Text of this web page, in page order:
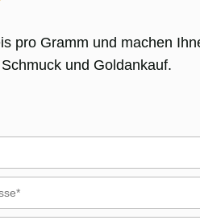
pro Gramm und machen
und Goldankauf.